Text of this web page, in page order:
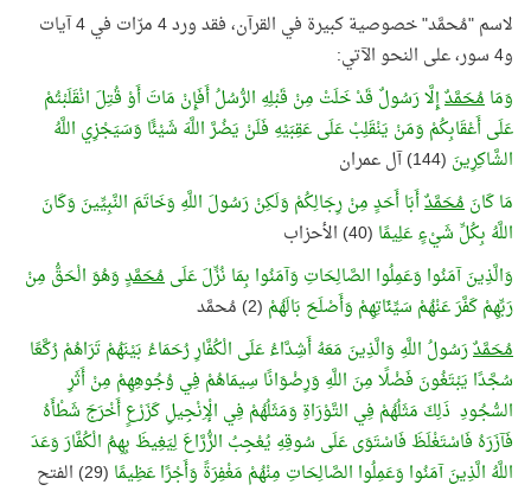
لاسم "مُحمَّد" خصوصية كبيرة في القرآن، فقد ورد 4 مرّات في 4 آيات
و4 سور، على النحو الآتي:
وَمَامُحَمَّدٌإِلَّا رَسُولٌ قَدْ خَلَتْ مِنْ قَبْلِهِ الرُّسُلُ أَفَإِنْ مَاتَ أَوْ قُتِلَ انْقَلَبْتُمْ
عَلَى أَعْقَابِكُمْ وَمَنْ يَنْقَلِبْ عَلَى عَقِبَيْهِ فَلَنْ يَضُرَّ اللَّهَ شَيْئًا وَسَيَجْزِي اللَّهُ
الشَّاكِرِينَ (144) آل عمران
مَا كَانَمُحَمَّدٌأَبَا أَحَدٍ مِنْ رِجَالِكُمْ وَلَكِنْ رَسُولَ اللَّهِ وَخَاتَمَ النَّبِيِّينَ وَكَانَ
اللَّهُ بِكُلِّ شَيْءٍ عَلِيمًا (40) الأحزاب
وَالَّذِينَ آمَنُوا وَعَمِلُوا الصَّالِحَاتِ وَآمَنُوا بِمَا نُزِّلَ عَلَىمُحَمَّدٍوَهُوَ الْحَقُّ مِنْ
رَبِّهِمْ كَفَّرَ عَنْهُمْ سَيِّئَاتِهِمْ وَأَصْلَحَ بَالَهُمْ (2) مُحمَّد
مُحَمَّدٌرَسُولُ اللَّهِ وَالَّذِينَ مَعَهُ أَشِدَّاءُ عَلَى الْكُفَّارِ رُحَمَاءُ بَيْنَهُمْ تَرَاهُمْ رُكَّعًا
سُجَّدًا يَبْتَغُونَ فَضْلًا مِنَ اللَّهِ وَرِضْوَانًا سِيمَاهُمْ فِي وُجُوهِهِمْ مِنْ أَثَرِ
السُّجُودِ ذَلِكَ مَثَلُهُمْ فِي التَّوْرَاةِ وَمَثَلُهُمْ فِي الْإِنْجِيلِ كَزَرْعٍ أَخْرَجَ شَطْأَهُ
فَآزَرَهُ فَاسْتَغْلَظَ فَاسْتَوَى عَلَى سُوقِهِ يُعْجِبُ الزُّرَّاعَ لِيَغِيظَ بِهِمُ الْكُفَّارَ وَعَدَ
اللَّهُ الَّذِينَ آمَنُوا وَعَمِلُوا الصَّالِحَاتِ مِنْهُمْ مَغْفِرَةً وَأَجْرًا عَظِيمًا (29) الفتح